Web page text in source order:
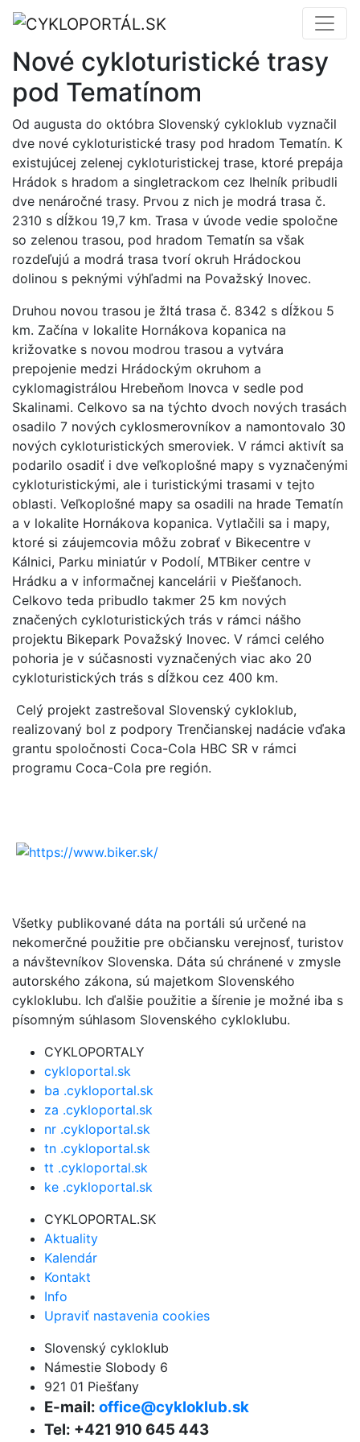
Nové cykloturistické trasy
pod Tematínom
Od augusta do októbra Slovenský cykloklub vyznačil
dve nové cykloturistické trasy pod hradom Tematín. K
existujúcej zelenej cykloturistickej trase, ktoré prepája
Hrádok s hradom a singletrackom cez Ihelník pribudli
dve nenáročné trasy. Prvou z nich je modrá trasa č.
2310 s dĺžkou 19,7 km. Trasa v úvode vedie spoločne
so zelenou trasou, pod hradom Tematín sa však
rozdeľujú a modrá trasa tvorí okruh Hrádockou
dolinou s peknými výhľadmi na Považský Inovec.
Druhou novou trasou je žltá trasa č. 8342 s dĺžkou 5
km. Začína v lokalite Hornákova kopanica na
križovatke s novou modrou trasou a vytvára
prepojenie medzi Hrádockým okruhom a
cyklomagistrálou Hrebeňom Inovca v sedle pod
Skalinami. Celkovo sa na týchto dvoch nových trasách
osadilo 7 nových cyklosmerovníkov a namontovalo 30
nových cykloturistických smeroviek. V rámci aktivít sa
podarilo osadiť i dve veľkoplošné mapy s vyznačenými
cykloturistickými, ale i turistickými trasami v tejto
oblasti. Veľkoplošné mapy sa osadili na hrade Tematín
a v lokalite Hornákova kopanica. Vytlačili sa i mapy,
ktoré si záujemcovia môžu zobrať v Bikecentre v
Kálnici, Parku miniatúr v Podolí, MTBiker centre v
Hrádku a v informačnej kancelárii v Piešťanoch.
Celkovo teda pribudlo takmer 25 km nových
značených cykloturistických trás v rámci nášho
projektu Bikepark Považský Inovec. V rámci celého
pohoria je v súčasnosti vyznačených viac ako 20
cykloturistických trás s dĺžkou cez 400 km.
Celý projekt zastrešoval Slovenský cykloklub,
realizovaný bol z podpory Trenčianskej nadácie vďaka
grantu spoločnosti Coca-Cola HBC SR v rámci
programu Coca-Cola pre región.
Všetky publikované dáta na portáli sú určené na
nekomerčné použitie pre občiansku verejnosť, turistov
a návštevníkov Slovenska. Dáta sú chránené v zmysle
autorského zákona, sú majetkom Slovenského
cykloklubu. Ich ďalšie použitie a šírenie je možné iba s
písomným súhlasom Slovenského cykloklubu.
CYKLOPORTALY
cykloportal.sk
ba .cykloportal.sk
za .cykloportal.sk
nr .cykloportal.sk
tn .cykloportal.sk
tt .cykloportal.sk
ke .cykloportal.sk
CYKLOPORTAL.SK
Aktuality
Kalendár
Kontakt
Info
Upraviť nastavenia cookies
Slovenský cykloklub
Námestie Slobody 6
921 01 Piešťany
E-mail: office@cykloklub.sk
Tel: +421 910 645 443